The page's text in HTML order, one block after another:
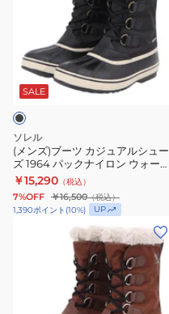
カ
ジ
ュ
ア
ル
シ
ュ
ー
SALE
ソレル
(メンズ)ブーツ カジュアルシュー
ズ 1964 パックナイロン ウォータ
ープルーフ NM5189 011
￥15,290 （税込）
7%OFF ￥16,500（税込）
1,390ポイント (10%) UP
キ
ャ
メ